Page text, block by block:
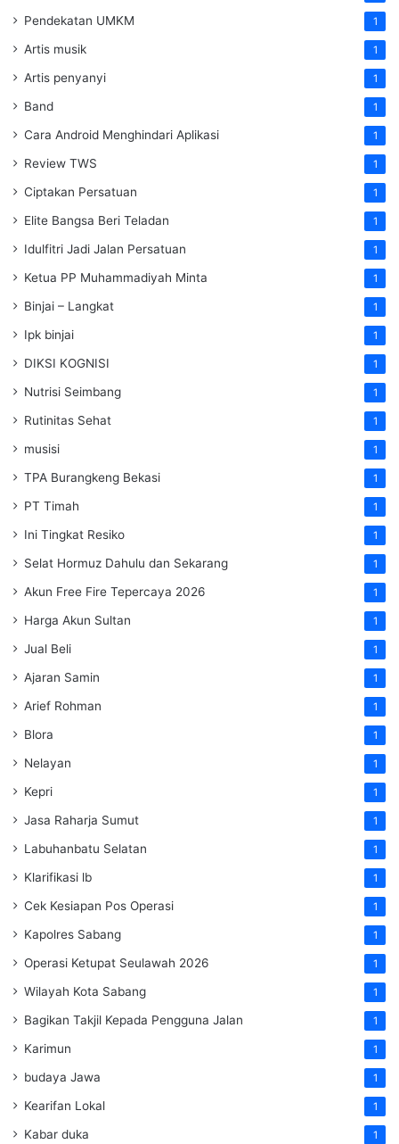
Pendekatan UMKM 1
Artis musik 1
Artis penyanyi 1
Band 1
Cara Android Menghindari Aplikasi 1
Review TWS 1
Ciptakan Persatuan 1
Elite Bangsa Beri Teladan 1
Idulfitri Jadi Jalan Persatuan 1
Ketua PP Muhammadiyah Minta 1
Binjai – Langkat 1
Ipk binjai 1
DIKSI KOGNISI 1
Nutrisi Seimbang 1
Rutinitas Sehat 1
musisi 1
TPA Burangkeng Bekasi 1
PT Timah 1
Ini Tingkat Resiko 1
Selat Hormuz Dahulu dan Sekarang 1
Akun Free Fire Tepercaya 2026 1
Harga Akun Sultan 1
Jual Beli 1
Ajaran Samin 1
Arief Rohman 1
Blora 1
Nelayan 1
Kepri 1
Jasa Raharja Sumut 1
Labuhanbatu Selatan 1
Klarifikasi lb 1
Cek Kesiapan Pos Operasi 1
Kapolres Sabang 1
Operasi Ketupat Seulawah 2026 1
Wilayah Kota Sabang 1
Bagikan Takjil Kepada Pengguna Jalan 1
Karimun 1
budaya Jawa 1
Kearifan Lokal 1
Kabar duka 1